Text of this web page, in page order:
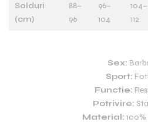
Solduri
(cm)
88–
96
96–
104
104–
112
Sex:
Sport:
Functie:
Potrivire:
Material: